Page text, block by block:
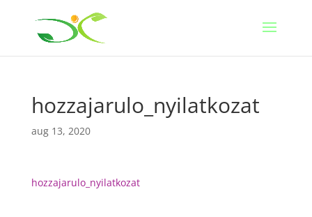
hozzajarulo_nyilatkozat
aug 13, 2020
hozzajarulo_nyilatkozat